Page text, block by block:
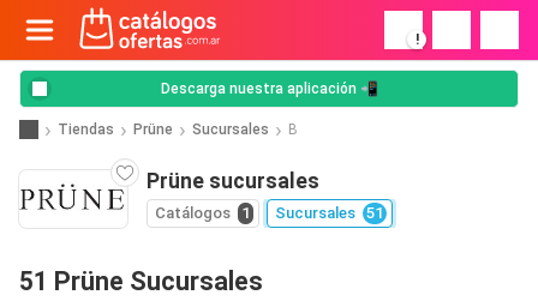
!
Descarga nuestra aplicación 📲
Tiendas Prüne Sucursales B
Prüne sucursales
Catálogos 1 Sucursales 51
51 Prüne Sucursales